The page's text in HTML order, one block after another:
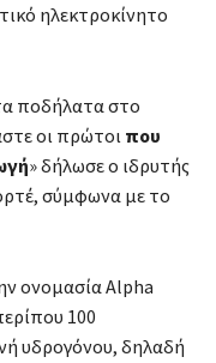
ηλεκτροκίνητο
ποδήλατα στο
οι πρώτοι που
» δήλωσε ο ιδρυτής
σύμφωνα με το
ονομασία Alpha
100
υδρογόνου, δηλαδή